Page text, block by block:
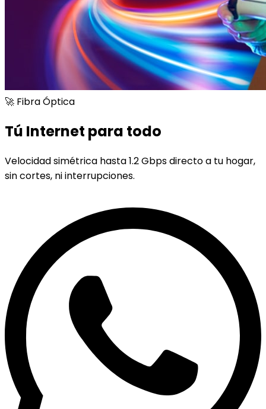
🚀 Fibra Óptica
Tú Internet para todo
Velocidad simétrica hasta 1.2 Gbps directo a tu hogar,
sin cortes, ni interrupciones.